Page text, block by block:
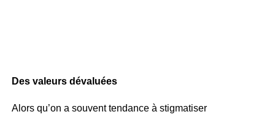
Des valeurs dévaluées
Alors qu’on a souvent tendance à stigmatiser